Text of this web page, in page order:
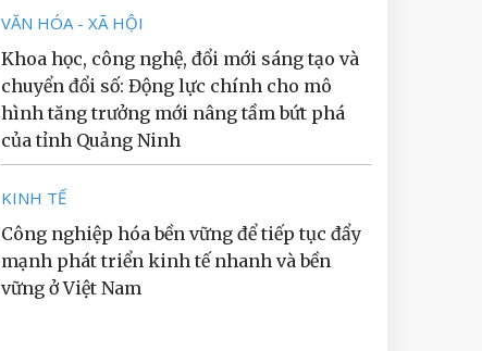
VĂN HÓA - XÃ HỘI
Khoa học, công nghệ, đổi mới sáng tạo và
chuyển đổi số: Động lực chính cho mô
hình tăng trưởng mới nâng tầm bứt phá
của tỉnh Quảng Ninh
KINH TẾ
Công nghiệp hóa bền vững để tiếp tục đẩy
mạnh phát triển kinh tế nhanh và bền
vững ở Việt Nam